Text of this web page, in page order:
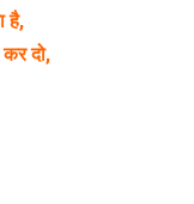
है,
दो,